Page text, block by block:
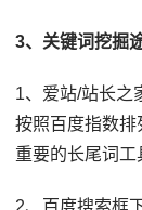
3、关键词挖掘
1、爱站/站长之
按照百度指数
重要的长尾词工
2、百度搜索框